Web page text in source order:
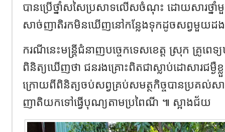
បានប្រើថ្នាំសសៃប្រសាទលើសចំណុះ ដោយសារថ្នាំ
សាច់ញាតិរកមិនឃើញនៅកន្លែងទុកដូចសព្វមួយដ
ករណីនេះមន្ត្រីជំនាញបច្ចេកទេសខេត្ត ស្រុក គ្រូពេ
ពិនិត្យឃើញថា ជនរងគ្រោះពិតជាស្លាប់ដោសារជម្ងឺ
ក្រោយពីពិនិត្យចប់សព្វគ្រប់សមត្ថកិច្ចបានប្រគល់
ញាតិយកទៅធ្វើបុណ្យតាមប្រពៃណី ៕ ស្អាងជ័យ